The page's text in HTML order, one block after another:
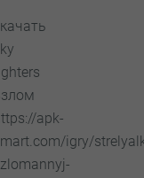
apk-
igry/